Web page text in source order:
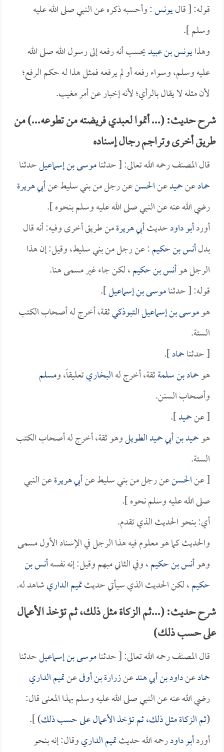
قوله: [ قاليونس: وأحسبه ذكره عن النبي صلى الله عليه
وسلم ].
وهذايونس بن عبيديحسب أنه رفعه إلى رسول الله صلى الله
عليه وسلم، وسواء رفعه أو لم يرفعه فمثل هذا له حكم الرفع؛
لأن مثله لا يقال بالرأي؛ لأنه إخبار عن أمر مغيب.
شرح حديث: (... أتموا لعبدي فريضته من تطوعه...) من
طريق أخرى وتراجم رجال إسناده
قال المصنف رحمه الله تعالى: [ حدثناموسى بن إسماعيلحدثنا
حمادعنحميدعنالحسنعن رجل من بني سليط عنأبي هريرة
رضي الله عنه عن النبي صلى الله عليه وسلم بنحوه ].
أوردأبو داودحديثأبي هريرةمن طريق أخرى وفيه: أنه قال
بدلأنس بن حكيم: عن رجل من بني سليط، وقيل: إن هذا
الرجل هوأنس بن حكيم، لكن جاء غير مسمى هنا.
قوله: [ حدثناموسى بن إسماعيل].
هوموسى بن إسماعيل التبوذكيثقة، أخرج له أصحاب الكتب
الستة.
[ حدثناحماد].
هوحماد بن سلمةثقة، أخرج لهالبخاريتعليقاً، ومسلم
وأصحاب السنن.
[ عنحميد].
هوحميد بن أبي حميد الطويلوهو ثقة، أخرج له أصحاب الكتب
الستة.
[ عنالحسنعن رجل من بني سليط عنأبي هريرةعن النبي
صلى الله عليه وسلم نحوه ].
أي: بنحو الحديث الذي تقدم.
والحديث كما هو معلوم فيه هذا الرجل في الإسناد الأول مسمى
وهوأنس بن حكيم، وفي الثاني مبهم وقيل: إنه نفسهأنس بن
حكيم، لكن الحديث الذي سيأتي حديثتميم الداريشاهد له.
شرح حديث: (...ثم الزكاة مثل ذلك، ثم تؤخذ الأعمال
على حسب ذلك)
قال المصنف رحمه الله تعالى: [ حدثناموسى بن إسماعيلحدثنا
حمادعنداود بن أبي هندعنزرارة بن أوفىعنتميم الداري
رضي الله عنه عن النبي صلى الله عليه وسلم بهذا المعنى قال:
(ثم الزكاة مثل ذلك، ثم تؤخذ الأعمال على حسب ذلك) ].
أوردأبو داودرحمه الله حديثتميم الداريوقال: إنه بنحو